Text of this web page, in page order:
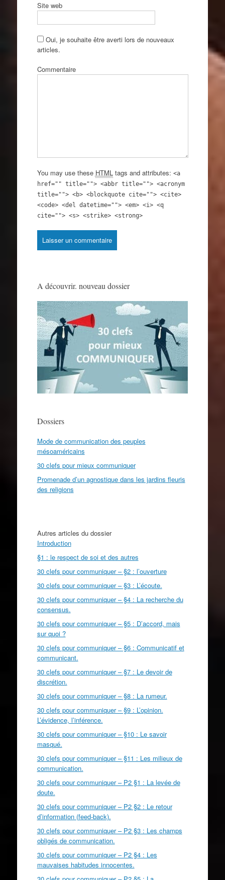
Site web
Oui, je souhaite être averti lors de nouveaux
articles.
Commentaire
You may use these HTML tags and attributes: <a
href="" title=""> <abbr title=""> <acronym
title=""> <b> <blockquote cite=""> <cite>
<code> <del datetime=""> <em> <i> <q
cite=""> <s> <strike> <strong>
A découvrir. nouveau dossier
Dossiers
Mode de communication des peuples
mésoaméricains
30 clefs pour mieux communiquer
Promenade d’un agnostique dans les jardins fleuris
des religions
Autres articles du dossier
Introduction
§1 : le respect de soi et des autres
30 clefs pour communiquer – §2 : l’ouverture
30 clefs pour communiquer – §3 : L’écoute.
30 clefs pour communiquer – §4 : La recherche du
consensus.
30 clefs pour communiquer – §5 : D’accord, mais
sur quoi ?
30 clefs pour communiquer – §6 : Communicatif et
communicant.
30 clefs pour communiquer – §7 : Le devoir de
discrétion.
30 clefs pour communiquer – §8 : La rumeur.
30 clefs pour communiquer – §9 : L’opinion.
L’évidence, l’inférence.
30 clefs pour communiquer – §10 : Le savoir
masqué.
30 clefs pour communiquer – §11 : Les milieux de
communication.
30 clefs pour communiquer – P2 §1 : La levée de
doute.
30 clefs pour communiquer – P2 §2 : Le retour
d’information (feed-back).
30 clefs pour communiquer – P2 §3 : Les champs
obligés de communication.
30 clefs pour communiquer – P2 §4 : Les
mauvaises habitudes innocentes.